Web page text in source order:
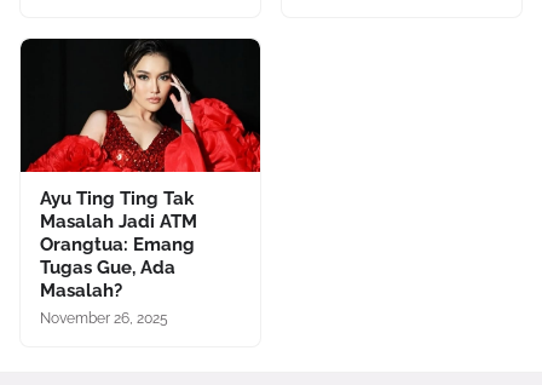
Ayu Ting Ting Tak
Masalah Jadi ATM
Orangtua: Emang
Tugas Gue, Ada
Masalah?
November 26, 2025